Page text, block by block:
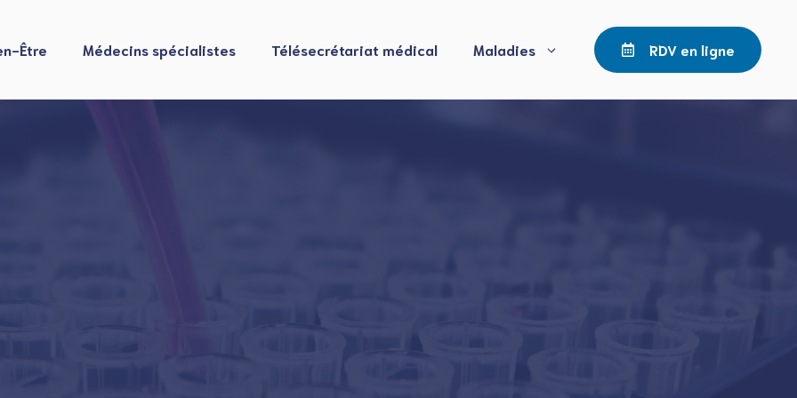
Être Médecins spécialistes Télésecrétariat médical Maladies RDV en ligne